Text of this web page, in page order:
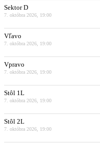
Sektor D
7. októbra 2026, 19:00
Vľavo
7. októbra 2026, 19:00
Vpravo
7. októbra 2026, 19:00
Stôl 1L
7. októbra 2026, 19:00
Stôl 2L
7. októbra 2026, 19:00